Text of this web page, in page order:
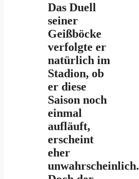
Das Duell
seiner
Geißböcke
verfolgte er
natürlich im
Stadion, ob
er diese
Saison noch
einmal
aufläuft,
erscheint
eher
unwahrscheinlich.